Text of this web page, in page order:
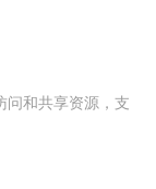
问和共享资源，支